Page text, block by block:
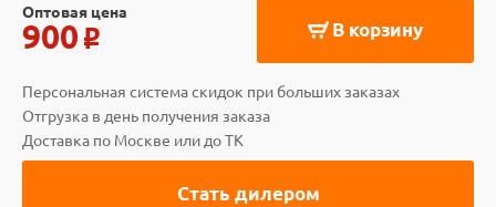
В корзину
Оптовая цена
900 o
Персональная система скидок при больших заказах
Отгрузка в день получения заказа
Доставка по Москве или до ТК
Стать дилером